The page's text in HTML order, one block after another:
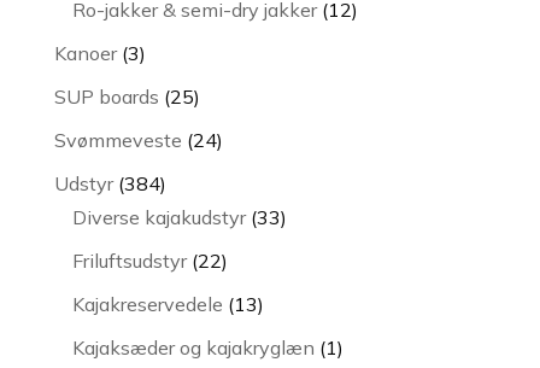
Ro-jakker & semi-dry jakker 1212
Kanoer 33
varer
SUP boards 2525
varer
Svømmeveste 2424
Udstyr 384384
varer
Diverse kajakudstyr 3333
Friluftsudstyr 2222
varer
Kajakreservedele 1313
varer
Kajaksæder og kajakryglæn 11